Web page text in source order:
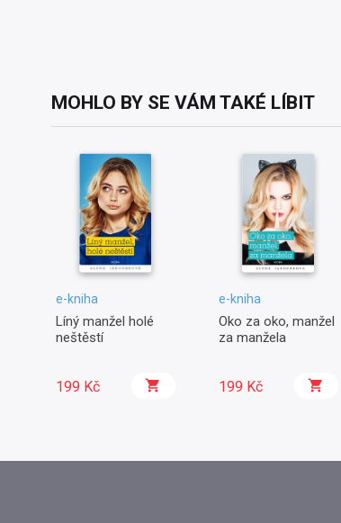
MOHLO BY SE VÁM TAKÉ LÍBIT
e-kniha
Líný manžel holé
neštěstí
199 Kč
e-kniha
Oko za oko, manžel
za manžela
199 Kč